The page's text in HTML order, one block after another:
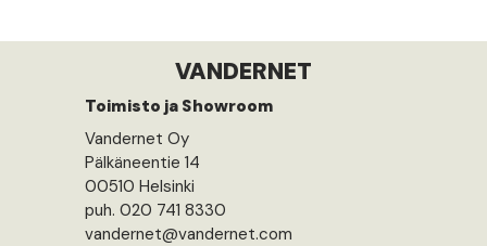
VANDERNET
Toimisto ja Showroom
Vandernet Oy
Pälkäneentie 14
00510 Helsinki
puh. 020 741 8330
vandernet@vandernet.com